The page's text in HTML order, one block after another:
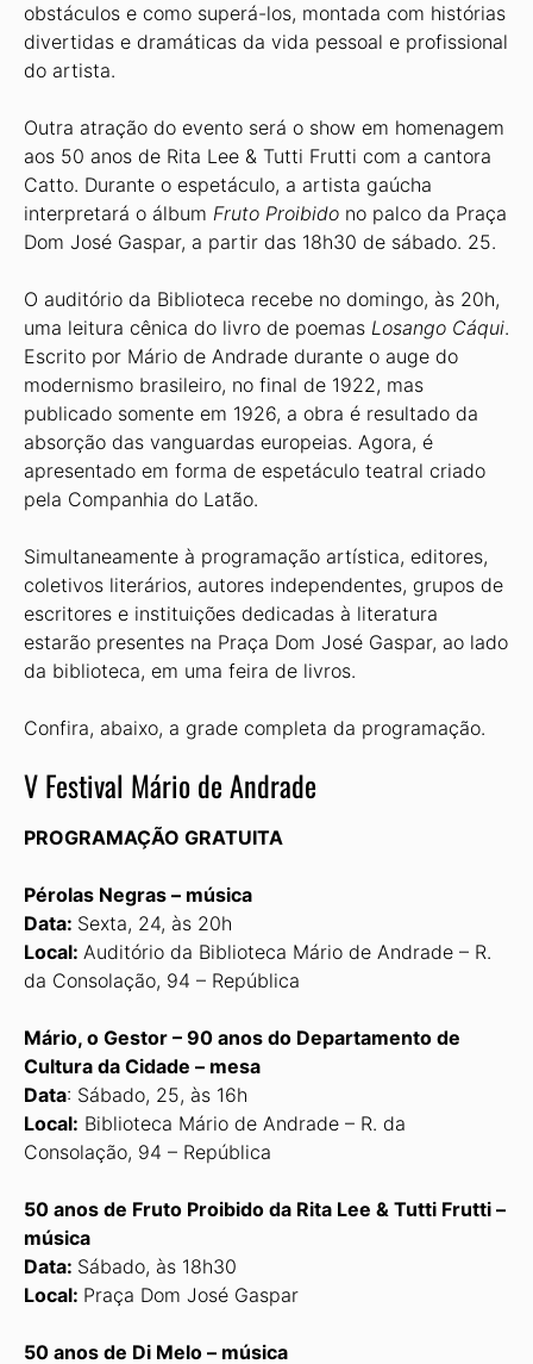
obstáculos e como superá-los, montada com histórias
divertidas e dramáticas da vida pessoal e profissional
do artista.
Outra atração do evento será o show em homenagem
aos 50 anos de Rita Lee & Tutti Frutti com a cantora
Catto. Durante o espetáculo, a artista gaúcha
interpretará o álbum Fruto Proibido no palco da Praça
Dom José Gaspar, a partir das 18h30 de sábado. 25.
O auditório da Biblioteca recebe no domingo, às 20h,
uma leitura cênica do livro de poemas Losango Cáqui.
Escrito por Mário de Andrade durante o auge do
modernismo brasileiro, no final de 1922, mas
publicado somente em 1926, a obra é resultado da
absorção das vanguardas europeias. Agora, é
apresentado em forma de espetáculo teatral criado
pela Companhia do Latão.
Simultaneamente à programação artística, editores,
coletivos literários, autores independentes, grupos de
escritores e instituições dedicadas à literatura
estarão presentes na Praça Dom José Gaspar, ao lado
da biblioteca, em uma feira de livros.
Confira, abaixo, a grade completa da programação.
V Festival Mário de Andrade
PROGRAMAÇÃO GRATUITA
Pérolas Negras – música
Data: Sexta, 24, às 20h
Local: Auditório da Biblioteca Mário de Andrade – R.
da Consolação, 94 – República
Mário, o Gestor – 90 anos do Departamento de
Cultura da Cidade – mesa
Data: Sábado, 25, às 16h
Local: Biblioteca Mário de Andrade – R. da
Consolação, 94 – República
50 anos de Fruto Proibido da Rita Lee & Tutti Frutti –
música
Data: Sábado, às 18h30
Local: Praça Dom José Gaspar
50 anos de Di Melo – música